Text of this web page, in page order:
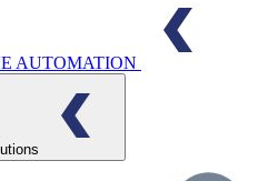
AUTOMATION